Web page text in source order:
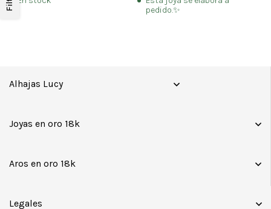
pedido.✨
Alhajas Lucy
Joyas en oro 18k
Aros en oro 18k
Legales